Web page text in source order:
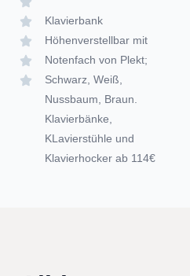
Klavierbank
Höhenverstellbar mit
Notenfach von Plekt;
Schwarz, Weiß,
Nussbaum, Braun.
Klavierbänke,
KLavierstühle und
Klavierhocker ab 114€